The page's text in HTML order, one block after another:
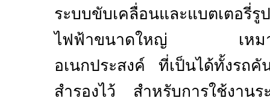
ระบบขับเคลื่อนและแบตเตอรี่รู
ไฟฟ้าขนาดใหญ่ เหมาะส
อเนกประสงค์ ที่เป็นได้ทั้งรถคั
สำรองไว้ สำหรับการใช้งาน